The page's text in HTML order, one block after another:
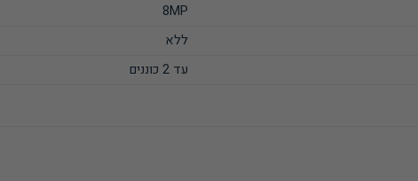
8MP
ללא
עד 2 כוננים